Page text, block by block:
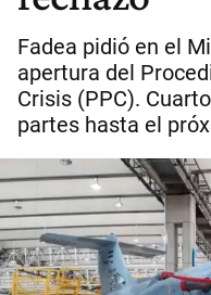
Fadea pidió en el
apertura del
Crisis (PPC).
partes hasta el